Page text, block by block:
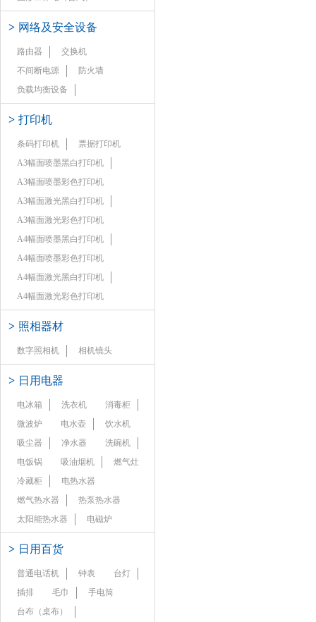
> 网络及安全设备
路由器
交换机
不间断电源
防火墙
负载均衡设备
> 打印机
条码打印机
票据打印机
A3幅面喷墨黑白打印机
A3幅面喷墨彩色打印机
A3幅面激光黑白打印机
A3幅面激光彩色打印机
A4幅面喷墨黑白打印机
A4幅面喷墨彩色打印机
A4幅面激光黑白打印机
A4幅面激光彩色打印机
> 照相器材
数字照相机 相机镜头
> 日用电器
电冰箱 洗衣机
消毒柜
微波炉
电水壶
饮水机
吸尘器
净水器
洗碗机
电饭锅
吸油烟机
燃气灶
冷藏柜
电热水器
燃气热水器
热泵热水器
太阳能热水器
电磁炉
> 日用百货
普通电话机 钟表
台灯
插排
毛巾
手电筒
台布（桌布）